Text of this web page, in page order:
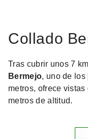
Collado
Tras cubrir unos 7
Bermejo, uno de
metros, ofrece
metros de altitud.